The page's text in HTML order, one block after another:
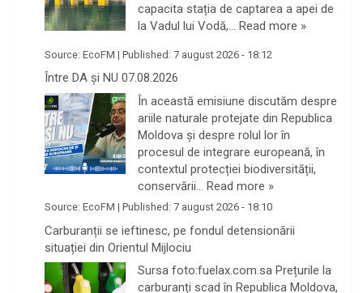
capacita stația de captarea a apei de
la Vadul lui Vodă,… Read more »
Source: EcoFM | Published: 7 august 2026 - 18:12
Între DA și NU 07.08.2026
În această emisiune discutăm despre
ariile naturale protejate din Republica
Moldova și despre rolul lor în
procesul de integrare europeană, în
contextul protecției biodiversității,
conservării… Read more »
Source: EcoFM | Published: 7 august 2026 - 18:10
Carburanții se ieftinesc, pe fondul detensionării
situației din Orientul Mijlociu
Sursa foto:fuelax.com.sa Prețurile la
carburanți scad în Republica Moldova,